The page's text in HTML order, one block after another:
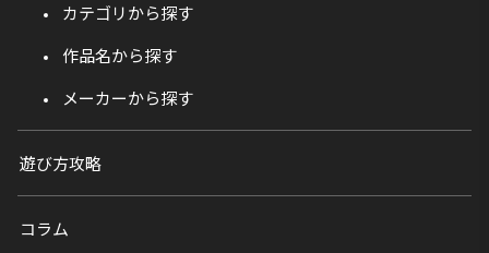
カテゴリから探す
作品名から探す
メーカーから探す
遊び方攻略
コラム